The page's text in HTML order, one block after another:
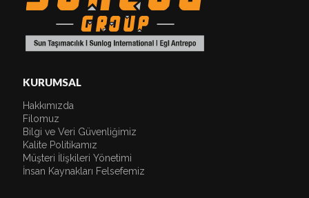
KURUMSAL
Hakkımızda
Filomuz
Bilgi ve Veri Güvenliğimiz
Kalite Politikamız
Müşteri İlişkileri Yönetimi
İnsan Kaynakları Felsefemiz